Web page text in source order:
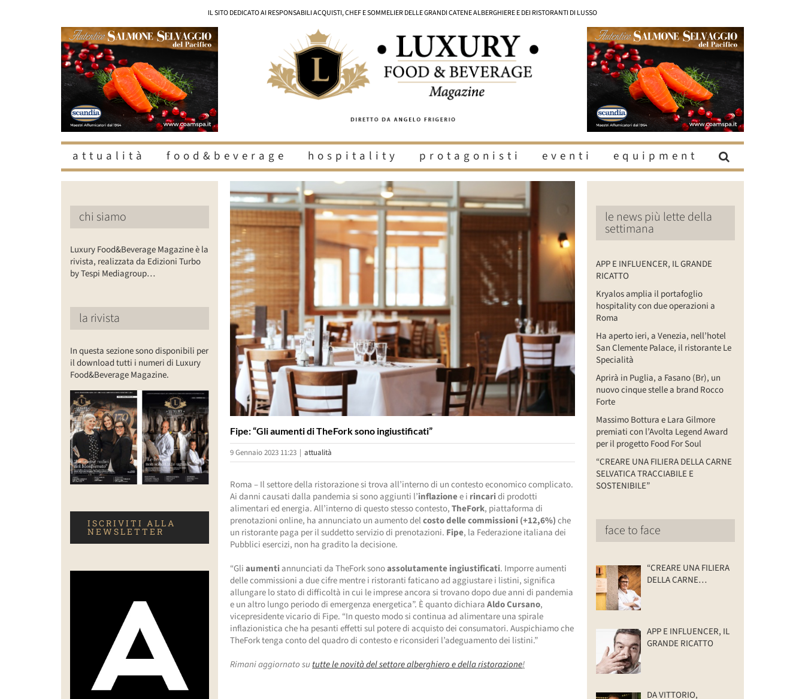
IL SITO DEDICATO AI RESPONSABILI ACQUISTI, CHEF E SOMMELIER DELLE GRANDI CATENE ALBERGHIERE E DEI RISTORANTI DI LUSSO
attualità food&beverage hospitality protagonisti eventi equipment
immagine
Fipe: “Gli aumenti di TheFork sono ingiustificati”
9 Gennaio 2023 11:23 | attualità
Roma – Il settore della ristorazione si trova all’interno di un contesto economico complicato.
Ai danni causati dalla pandemia si sono aggiunti l’inflazionee i rincaridi prodotti
alimentari ed energia. All’interno di questo stesso contesto,TheFork, piattaforma di
prenotazioni online, ha annunciato un aumento delcosto delle commissioni(+12,6%)che
un ristorante paga per il suddetto servizio di prenotazioni. Fipe, la Federazione italiana dei
Pubblici esercizi, non ha gradito la decisione.
“Gliaumentiannunciati da TheFork sonoassolutamente ingiustificati. Imporre aumenti
delle commissioni a due cifre mentre i ristoranti faticano ad aggiustare i listini, significa
allungare lo stato di difficoltà in cui le imprese ancora si trovano dopo due anni di pandemia
e un altro lungo periodo di emergenza energetica”. È quanto dichiaraAldo Cursano,
vicepresidente vicario di Fipe. “In questo modo si continua ad alimentare una spirale
inflazionistica che ha pesanti effetti sul potere di acquisto dei consumatori. Auspichiamo che
TheFork tenga conto del quadro di contesto e riconsideri l’adeguamento dei listini.”
Rimani aggiornato sututte le novità del settore alberghiero e della ristorazione!
chi siamo
Luxury Food&Beverage Magazine è la
rivista, realizzata da Edizioni Turbo
by Tespi Mediagroup…
la rivista
In questa sezione sono disponibili per
il download tutti i numeri di Luxury
Food&Beverage Magazine.
ISCRIVITI ALLA
NEWSLETTER
le news più lette della
settimana
APP E INFLUENCER, IL GRANDE
RICATTO
Kryalos amplia il portafoglio
hospitality con due operazioni a
Roma
Ha aperto ieri, a Venezia, nell’hotel
San Clemente Palace, il ristorante Le
Specialità
Aprirà in Puglia, a Fasano (Br), un
nuovo cinque stelle a brand Rocco
Forte
Massimo Bottura e Lara Gilmore
premiati con l’Avolta Legend Award
per il progetto Food For Soul
“CREARE UNA FILIERA DELLA CARNE
SELVATICA TRACCIABILE E
SOSTENIBILE”
face to face
“CREARE UNA FILIERA
DELLA CARNE
APP E INFLUENCER, IL
GRANDE RICATTO
DA VITTORIO,